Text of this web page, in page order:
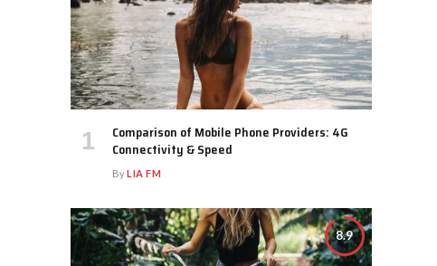
Comparison of Mobile Phone Providers: 4G
Connectivity & Speed
ByLIA FM
8.9